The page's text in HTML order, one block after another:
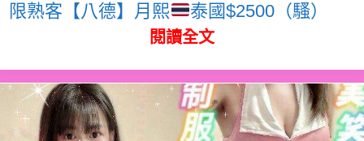
限熟客【八德】月熙 泰國$2500（騷）
閱讀全文